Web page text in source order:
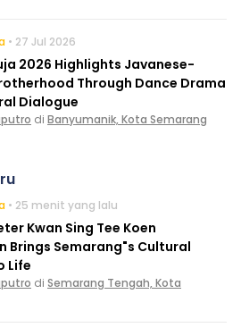
• 27 Jul 2026
2026 Highlights Javanese-
Through Dance Drama
Dialogue
di Banyumanik, Kota Semarang
• 25 menit yang lalu
Kwan Sing Tee Koen
Brings Semarang"s Cultural
Life
di Semarang Tengah, Kota